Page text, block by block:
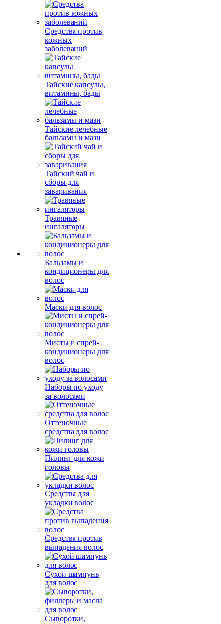
Средства против
кожных
заболеваний
Тайские капсулы,
витамины, бады
Тайские лечебные
бальзамы и мази
Тайский чай и
сборы для
заваривания
Травяные
ингаляторы
Бальзамы и
кондиционеры для
волос
Маски для волос
Мисты и спрей-
кондиционеры для
волос
Наборы по уходу
за волосами
Оттеночные
средства для волос
Пилинг для кожи
головы
Средства для
укладки волос
Средства против
выпадения волос
Сухой шампунь
для волос
Сыворотки,